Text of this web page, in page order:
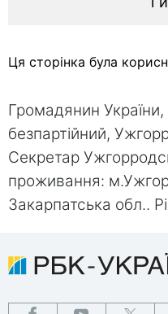
Ця сторінка була
Громадянин
безпартійний,
Секретар
проживання:
Закарпатська обл..